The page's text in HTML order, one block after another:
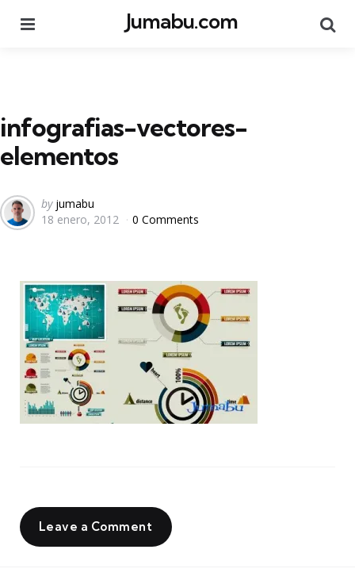
Jumabu.com
infografias-vectores-
elementos
Posted
by
by jumabu
18 enero, 2012
0 Comments
Leave a Comment